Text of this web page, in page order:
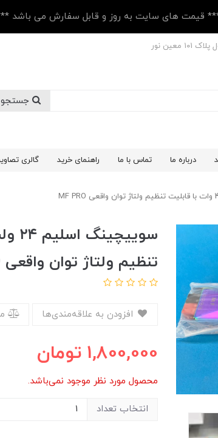
قیمت های سایت به روز و قابل سفارش می باشد
نور
درباره ما تماس با ما راهنمای خرید گالری
تنظیم ولتاژ توان واقعی MF PRO
1,800,000 تومان
محصول مورد نظر موجود نمی‌باشد.
انتخاب تعداد